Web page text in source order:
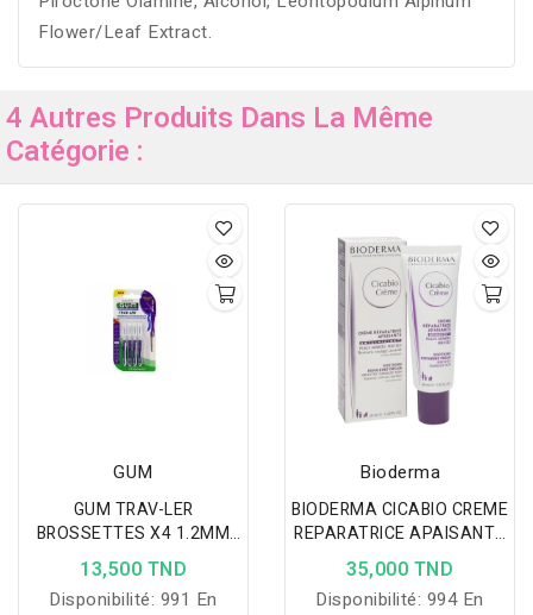
Flower/Leaf Extract.
4 Autres Produits Dans La Même
Catégorie :
GUM
GUM TRAV-LER
BROSSETTES X4 1.2MM
1512
13,500 TND
Disponibilité: 991 En
Bioderma
BIODERMA CICABIO CREME
REPARATRICE APAISANTE
40ML
35,000 TND
Disponibilité: 994 En